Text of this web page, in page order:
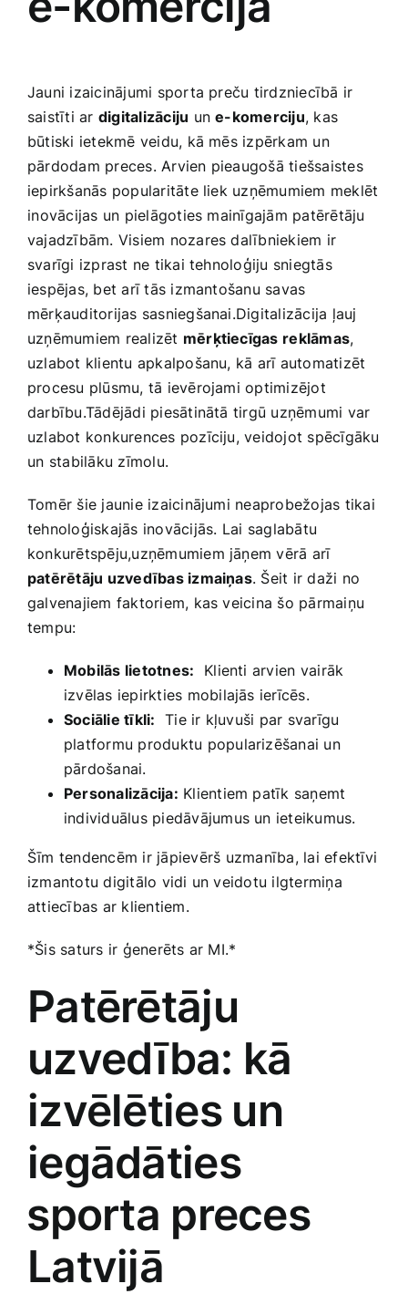
Jauni izaicinājumi sporta preču tirdzniecībā ir
saistīti ar digitalizāciju une-komerciju, kas
būtiski ietekmē veidu, kā mēs izpērkam un
pārdodam preces. Arvien pieaugošā​ tiešsaistes
iepirkšanās popularitāte liek uzņēmumiem meklēt
⁢inovācijas un pielāgoties‌ mainīgajām patērētāju
vajadzībām. Visiem nozares dalībniekiem ir
svarīgi izprast ne tikai ​tehnoloģiju sniegtās
iespējas, bet arī tās izmantošanu savas
mērķauditorijas sasniegšanai.Digitalizācija ļauj
uzņēmumiem ‌realizēt mērķtiecīgas⁤ reklāmas,
‍uzlabot klientu apkalpošanu, kā arī automatizēt
procesu plūsmu, tā ievērojami optimizējot‍
darbību.Tādējādi piesātinātā tirgū uzņēmumi var
uzlabot konkurences‍ pozīciju, veidojot spēcīgāku
⁣un stabilāku zīmolu.
Tomēr šie jaunie izaicinājumi neaprobežojas ‍tikai
tehnoloģiskajās inovācijās. Lai ⁣saglabātu
konkurētspēju,uzņēmumiem jāņem vērā ‌arī
patērētāju uzvedības izmaiņas. Šeit ir daži no⁢
galvenajiem faktoriem, kas veicina šo pārmaiņu
tempu:
Mobilās​ lietotnes: ⁢ Klienti arvien⁤ vairāk
izvēlas iepirkties mobilajās ierīcēs.
Sociālie tīkli: ‍ Tie ir kļuvuši par svarīgu
platformu produktu popularizēšanai un
pārdošanai.
Personalizācija: Klientiem patīk saņemt
individuālus piedāvājumus​ un ​ieteikumus.
Šīm tendencēm ir jāpievērš ⁢uzmanība, lai efektīvi
izmantotu digitālo​ vidi un veidotu ilgtermiņa
attiecības ar klientiem.
*Šis ‍saturs ir ģenerēts ar ‍MI.*
Patērētāju
uzvedība: kā
izvēlēties ⁢un
iegādāties
⁤sporta preces
Latvijā